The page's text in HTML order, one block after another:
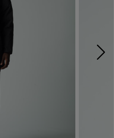
ン
ンLOOK
シャツ
ン
ンLOOK
シャツ
でいきます。
ピースもご覧いただけます。
詳しく見る